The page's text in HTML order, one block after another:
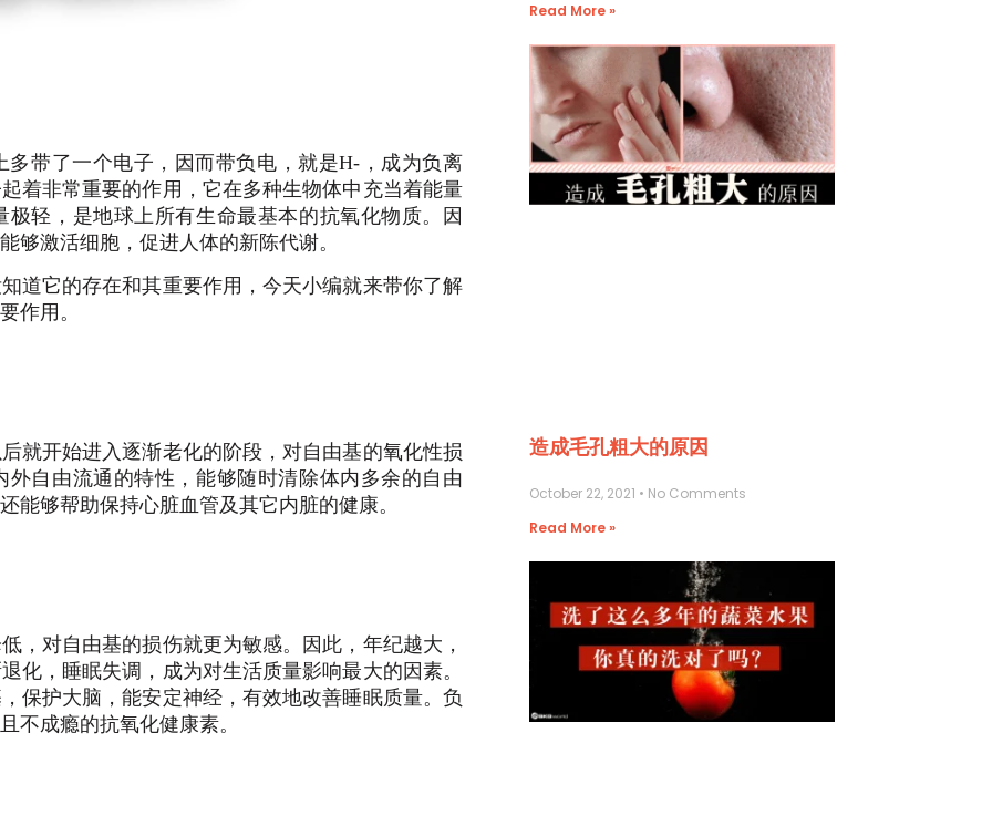
带了一个电子，因而带负电，就是H-，成为负离
着非常重要的作用，它在多种生物体中充当着能量
轻，是地球上所有生命最基本的抗氧化物质。因
够激活细胞，促进人体的新陈代谢。
道它的存在和其重要作用，今天小编就来带你了解
作用。
就开始进入逐渐老化的阶段，对自由基的氧化性损
自由流通的特性，能够随时清除体内多余的自由
能够帮助保持心脏血管及其它内脏的健康。
，对自由基的损伤就更为敏感。因此，年纪越大，
化，睡眠失调，成为对生活质量影响最大的因素。
保护大脑，能安定神经，有效地改善睡眠质量。负
不成瘾的抗氧化健康素。
Read More »
造成毛孔粗大的原因
October 22, 2021
No Comments
Read More »